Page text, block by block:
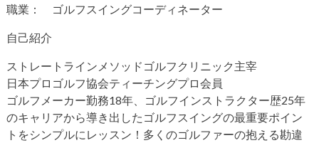
職業： ゴルフスイングコーディネーター
自己紹介
ストレートラインメソッドゴルフクリニック主宰
日本プロゴルフ協会ティーチングプロ会員
ゴルフメーカー勤務18年、ゴルフインストラクター歴25年
のキャリアから導き出したゴルフスイングの最重要ポイン
トをシンプルにレッスン！多くのゴルファーの抱える勘違